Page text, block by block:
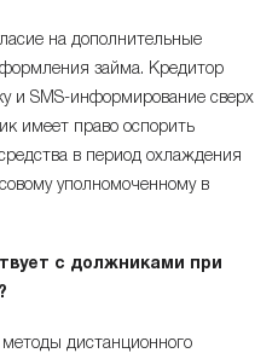
на дополнительные
займа. Кредитор
и SMS-информирование сверх
имеет право оспорить
в период охлаждения
уполномоченному в
с должниками при
дистанционного